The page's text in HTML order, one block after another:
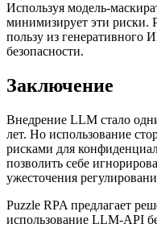
Используя модель-
минимизирует эти риски.
пользу из генеративного
безопасности.
Заключение
Внедрение LLM стало
лет. Но использование
рисками для
позволить себе
ужесточения
Puzzle RPA предлагает
использование LLM-API